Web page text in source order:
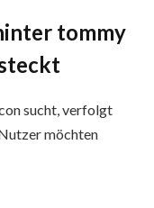
tommy
sucht, verfolgt
möchten